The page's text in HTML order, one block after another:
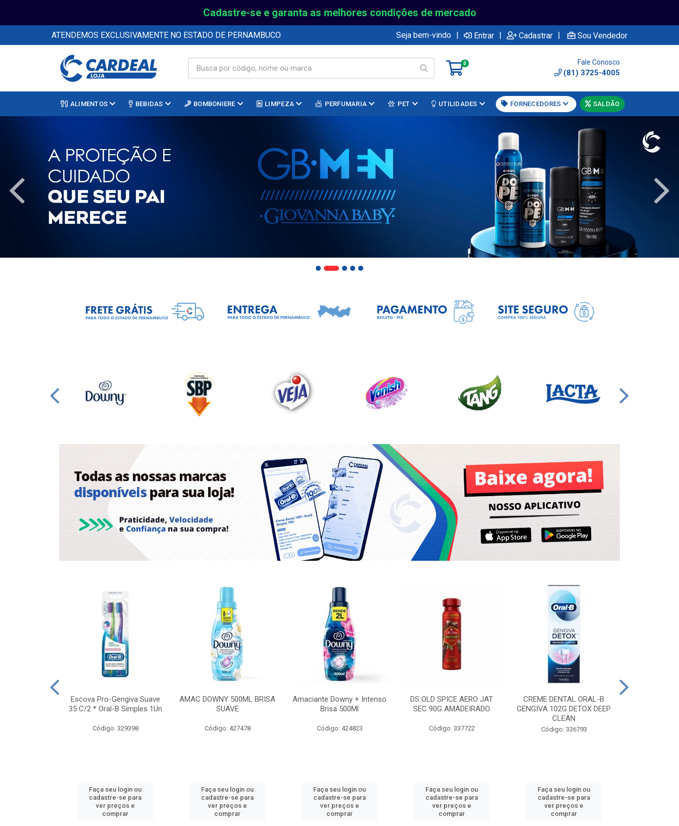
Cadastre-se e garanta as melhores condições de mercado
ATENDEMOS EXCLUSIVAMENTE NO ESTADO DE PERNAMBUCO Seja bem-vindo | Entrar | Cadastrar | Sou Vendedor
0 Fale Conosco
(81) 3725-4005
ALIMENTOS BEBIDAS BOMBONIERE LIMPEZA PERFUMARIA PET UTILIDADES FORNECEDORES SALDÃO
Escova Pro-Gengiva Suave
35 C/2 * Oral-B Simples 1Un
Código: 329398
Faça seu login ou
cadastre-se para
ver preços e
comprar
AMAC DOWNY 500ML BRISA
SUAVE
Código: 427478
Faça seu login ou
cadastre-se para
ver preços e
comprar
Amaciante Downy + Intenso
Brisa 500Ml
Código: 424823
Faça seu login ou
cadastre-se para
ver preços e
comprar
DS OLD SPICE AERO JAT
SEC 90G AMADEIRADO
Código: 337722
Faça seu login ou
cadastre-se para
ver preços e
comprar
CREME DENTAL ORAL-B
GENGIVA 102G DETOX DEEP
CLEAN
Código: 336793
Faça seu login ou
cadastre-se para
ver preços e
comprar